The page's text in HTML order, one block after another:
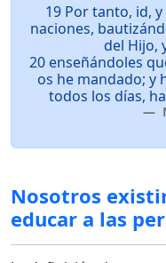
19 Por tanto, id,
naciones,
del Hijo,
20 enseñándoles
os he mandado; y
todos los días,
Nosotros
educar a las